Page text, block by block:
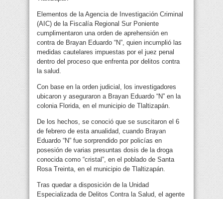
Elementos de la Agencia de Investigación Criminal
(AIC) de la Fiscalía Regional Sur Poniente
cumplimentaron una orden de aprehensión en
contra de Brayan Eduardo “N”, quien incumplió las
medidas cautelares impuestas por el juez penal
dentro del proceso que enfrenta por delitos contra
la salud.
Con base en la orden judicial, los investigadores
ubicaron y aseguraron a Brayan Eduardo “N” en la
colonia Florida, en el municipio de Tlaltizapán.
De los hechos, se conoció que se suscitaron el 6
de febrero de esta anualidad, cuando Brayan
Eduardo “N” fue sorprendido por policías en
posesión de varias presuntas dosis de la droga
conocida como “cristal”, en el poblado de Santa
Rosa Treinta, en el municipio de Tlaltizapán.
Tras quedar a disposición de la Unidad
Especializada de Delitos Contra la Salud, el agente